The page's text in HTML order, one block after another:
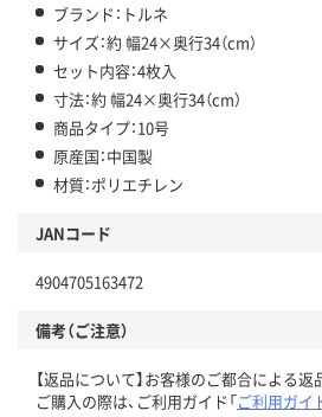
ブランド：トルネ
サイズ：約 幅24×奥行34（cm）
セット内容：4枚入
寸法：約 幅24×奥行34（cm）
商品タイプ：10号
原産国：中国製
材質：ポリエチレン
JANコード
4904705163472
備考（ご注意）
【返品について】お客様のご都合による返
ご購入の際は、ご利用ガイド「ご利用ガイ